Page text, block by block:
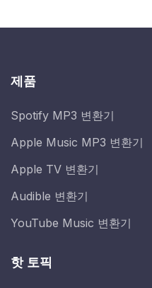
제품
Spotify MP3 변환기
Apple Music MP3 변환기
Apple TV 변환기
Audible 변환기
YouTube Music 변환기
핫 토픽